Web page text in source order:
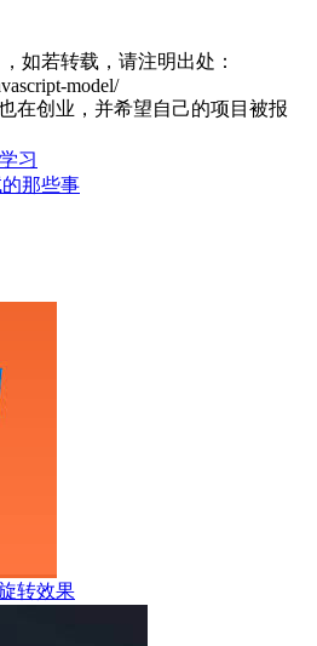
，如若转载，请注明出处：
model/
在创业，并希望自己的项目被报
习
那些事
转效果